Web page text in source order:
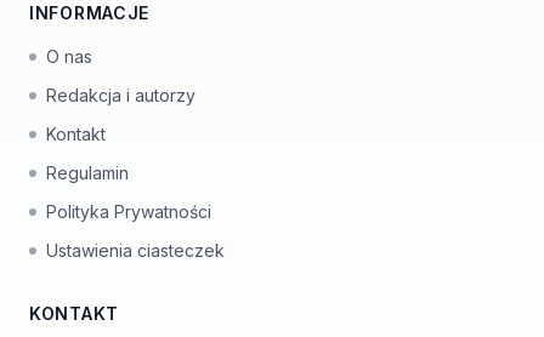
INFORMACJE
O nas
Redakcja i autorzy
Kontakt
Regulamin
Polityka Prywatności
Ustawienia ciasteczek
KONTAKT